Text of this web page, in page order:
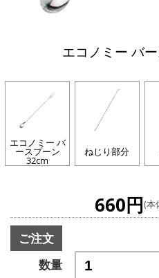
エコノミー バ
エコノミー バ
ースプーン
32cm
ねじり部分
660円(本
ご注文
数量